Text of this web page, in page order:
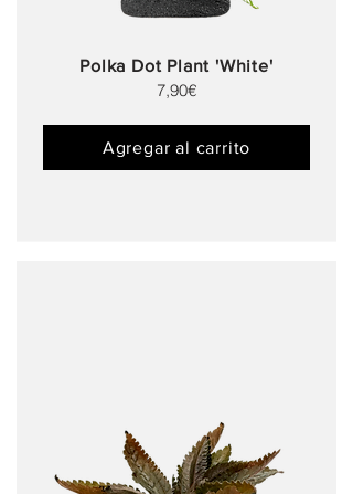
Polka Dot Plant 'White'
7,90€
Agregar al carrito